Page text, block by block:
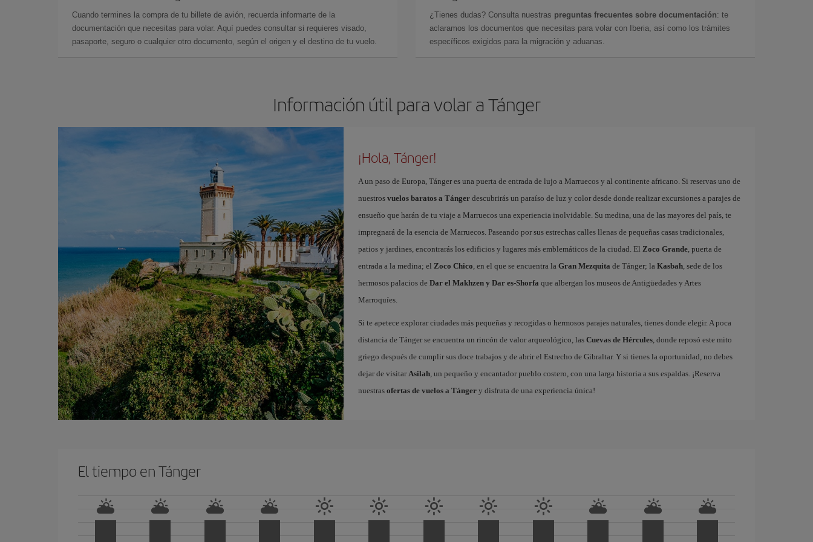
Cuando termines la compra de tu billete de avión, recuerda informarte de la
documentación que necesitas para volar. Aquí puedes consultar si requieres visado,
pasaporte, seguro o cualquier otro documento, según el origen y el destino de tu vuelo.
¿Tienes dudas? Consulta nuestras preguntas frecuentes sobre documentación: te
aclaramos los documentos que necesitas para volar con Iberia, así como los trámites
específicos exigidos para la migración y aduanas.
Información útil para volar a Tánger
¡Hola, Tánger!
A un paso de Europa, Tánger es una puerta de entrada de lujo a Marruecos y al continente africano. Si reservas uno de
nuestros vuelos baratos a Tángerdescubrirás un paraíso de luz y color desde donde realizar excursiones a parajes de
ensueño que harán de tu viaje a Marruecos una experiencia inolvidable. Su medina, una de las mayores del país, te
impregnará de la esencia de Marruecos. Paseando por sus estrechas calles llenas de pequeñas casas tradicionales,
patios y jardines, encontrarás los edificios y lugares más emblemáticos de la ciudad. El Zoco Grande, puerta de
entrada a la medina; el Zoco Chico, en el que se encuentra la Gran Mezquita de Tánger; la Kasbah, sede de los
hermosos palacios de Dar el Makhzen y Dar es-Shorfa que albergan los museos de Antigüedades y Artes
Marroquíes.
Si te apetece explorar ciudades más pequeñas y recogidas o hermosos parajes naturales, tienes donde elegir. A poca
distancia de Tánger se encuentra un rincón de valor arqueológico, las Cuevas de Hércules, donde reposó este mito
griego después de cumplir sus doce trabajos y de abrir el Estrecho de Gibraltar. Y si tienes la oportunidad, no debes
dejar de visitar Asilah, un pequeño y encantador pueblo costero, con una larga historia a sus espaldas. ¡Reserva
nuestras ofertas de vuelos a Tángery disfruta de una experiencia única!
El tiempo en Tánger